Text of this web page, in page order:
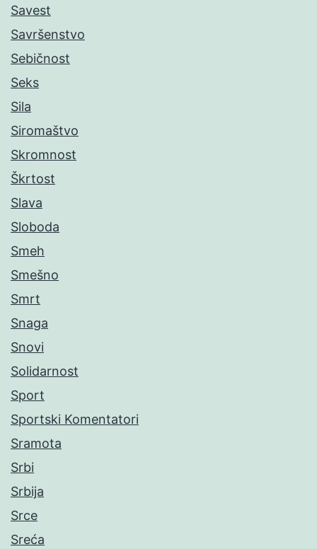
Savest
Savršenstvo
Sebičnost
Seks
Sila
Siromaštvo
Skromnost
Škrtost
Slava
Sloboda
Smeh
Smešno
Smrt
Snaga
Snovi
Solidarnost
Sport
Sportski Komentatori
Sramota
Srbi
Srbija
Srce
Sreća